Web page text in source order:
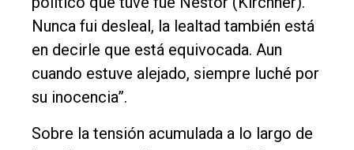
Nunca fui desleal, la lealtad también está
en decirle que está equivocada. Aun
cuando estuve alejado, siempre luché por
su inocencia”.
Sobre la tensión acumulada a lo largo de